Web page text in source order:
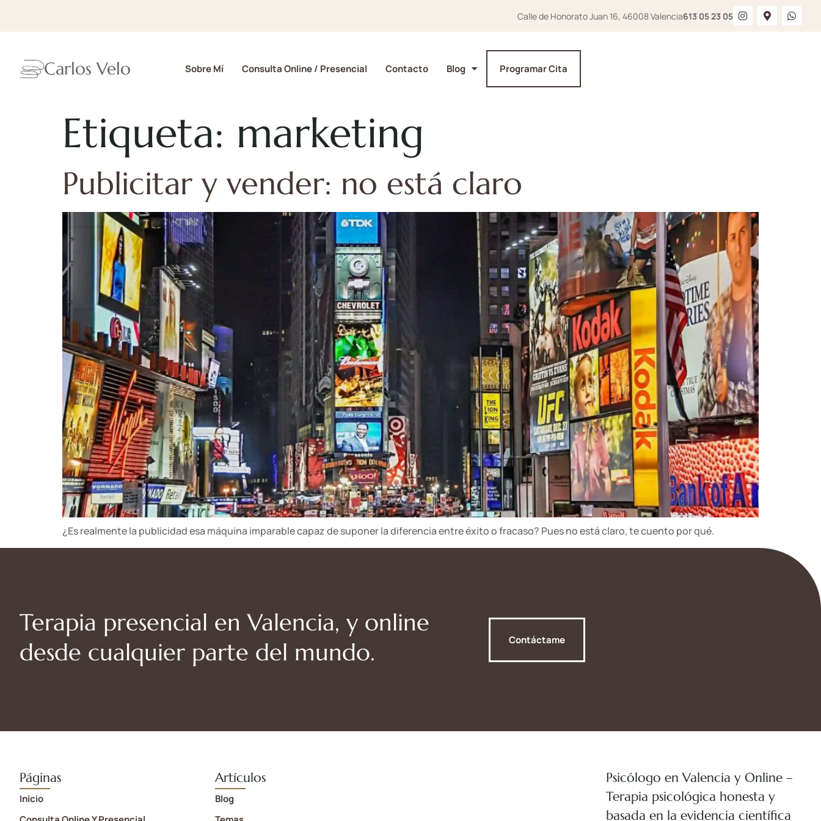
Calle de Honorato Juan 16, 46008 Valencia613 05 23 05
Carlos Velo Sobre Mí Consulta Online / Presencial Contacto Blog Programar Cita
Etiqueta: marketing
Publicitar y vender: no está claro
¿Es realmente la publicidad esa máquina imparable capaz de suponer la diferencia entre éxito o fracaso? Pues no está claro, te cuento por qué.
Terapia presencial en Valencia, y online
desde cualquier parte del mundo.
Contáctame
Páginas
Inicio
Artículos
Blog
Psicólogo en Valencia y Online –
Terapia psicológica honesta y
basada en la evidencia científica